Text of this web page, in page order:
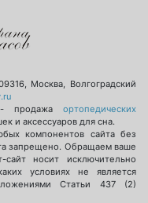
, Москва
Волгоградский
- продажа ортопедических
и аксессуаров для сна.
компонентов сайта без
запрещено. Обращаем ваше
носит исключительно
условиях не является
Статьи 437 (2)